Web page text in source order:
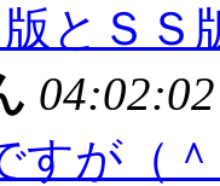
版とＳ
すが（